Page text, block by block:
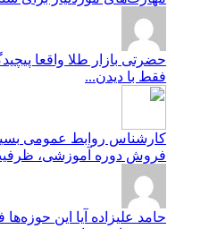
حضرتی بازار طلا واقعا
فقط با دیدن...
کارشناس روابط عمومی
فروش دوره آموزشی،
حامد علیزاده آیا این